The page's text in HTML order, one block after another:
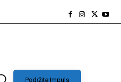
Podržite Impuls